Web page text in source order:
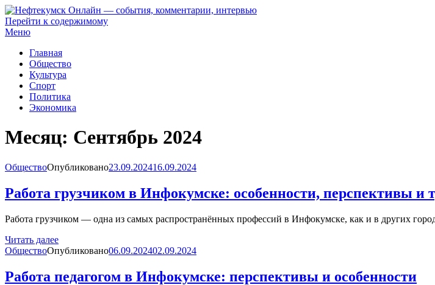
Нефтекумск Онлайн — события, комментарии, интервью
Перейти к содержимому
Меню
Главная
Общество
Культура
Спорт
Политика
Экономика
Месяц: Сентябрь 2024
ОбществоОпубликовано23.09.202416.09.2024
Работа грузчиком в Инфокумске: особенности, перспективы и
Работа грузчиком — одна из самых распространённых профессий в Инфокумске, как и в других
Читать далее
ОбществоОпубликовано06.09.202402.09.2024
Работа педагогом в Инфокумске: перспективы и особенности